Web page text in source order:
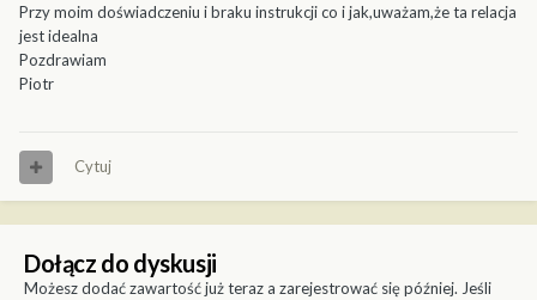
Przy moim doświadczeniu i braku instrukcji co i jak,uważam,że ta relacja
jest idealna
Pozdrawiam
Piotr
Cytuj
Dołącz do dyskusji
Możesz dodać zawartość już teraz a zarejestrować się później. Jeśli